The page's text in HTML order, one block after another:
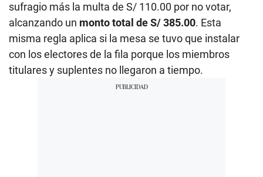
sufragio más la multa de S/ 110.00 por no votar,
alcanzando un monto total de S/ 385.00. Esta
misma regla aplica si la mesa se tuvo que instalar
con los electores de la fila porque los miembros
titulares y suplentes no llegaron a tiempo.